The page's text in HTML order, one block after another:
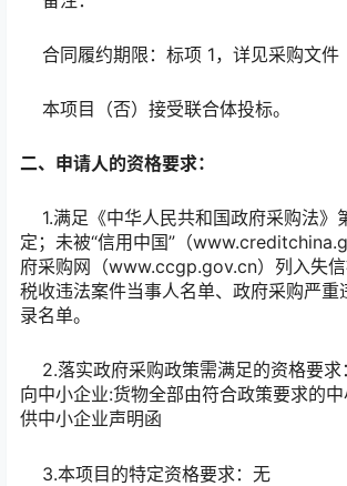
合同履约期限：标项 1，详见采购文件
本项目（否）接受联合体投标。
二、申请人的资格要求：
1.满足《中华人民共和国政府采购法》
定；未被“信用中国”（
府采购网（www.ccgp.gov.cn）列入失
税收违法案件当事人名单、政府采购严重
录名单。
2.落实政府采购政策需满足的资格要求
向中小企业:货物全部由符合政策要求的
供中小企业声明函
3.本项目的特定资格要求：无